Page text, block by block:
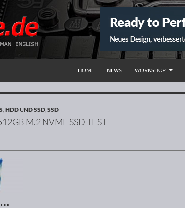
HOME
NEWS WORKSHOP
,HDD UND SSD,SSD
M.2 NVME SSD TEST
…